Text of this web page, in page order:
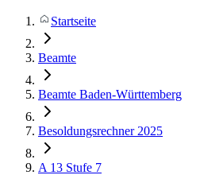
Startseite
Beamte
Beamte Baden-Württemberg
Besoldungsrechner 2025
A 13 Stufe 7